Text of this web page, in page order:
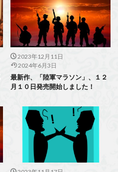
2023年12月11日
2024年6月3日
最新作、「陸軍マラソン」、１２
月１０日発売開始しました！